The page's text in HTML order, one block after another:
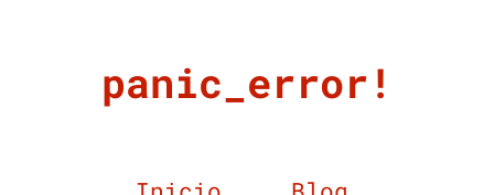
panic_error!